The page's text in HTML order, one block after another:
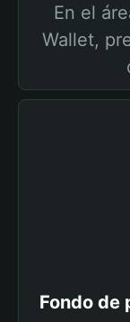
En el
Wallet,
Fondo de